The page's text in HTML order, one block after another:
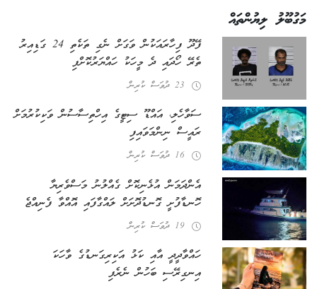
މަގުބޫލު ލިޔުންތައް
ފޭދޫ ފިހާރައަކުން ވަގަށް ނެގި ތަކެތި 24 ގަޑިއިރު
ތެރޭ ހޯދައި ދެ މީހަކު ހައްޔަރުކޮށްފި
23 ދުވަސް ކުރިން
ސަވާހެލި، އައްޑޫ ސިޓީގެ އިހްތިސާސުން ވަކިކުރުމަށް
ރައީސް ނިންމަވައިފި
16 ދުވަސް ކުރިން
އެންދަމަން އުޅެނިކޮށް ގެއްލުނު މަސްވެރިޔާ
ހޮނޑާފުށީ ގޮނޑުދޮށަށް ލައްގާފައި އޮއްވާ ފެނިއްޖެ
19 ދުވަސް ކުރިން
ހައްވާދީދީ އާއި ކަޅު އަކިރިގަނޑުގެ ވާހަކަ
އިނގިރޭސި ބަހުން ނެރެފި